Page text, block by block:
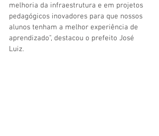
melhoria da infraestrutura e em projetos
pedagógicos inovadores para que nossos
alunos tenham a melhor experiência de
aprendizado", destacou o prefeito José
Luiz.